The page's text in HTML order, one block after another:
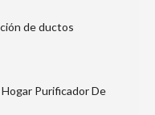
de ductos
Purificador De